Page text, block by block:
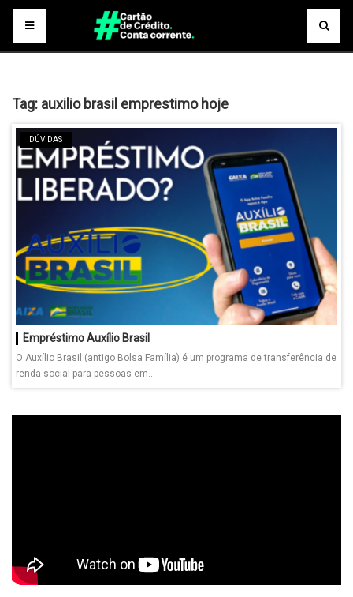
Tag: auxilio brasil emprestimo hoje
DÚVIDAS
Empréstimo Auxílio Brasil
O Auxílio Brasil (antigo Bolsa Família) é um programa de transferência de
renda social para pessoas em...